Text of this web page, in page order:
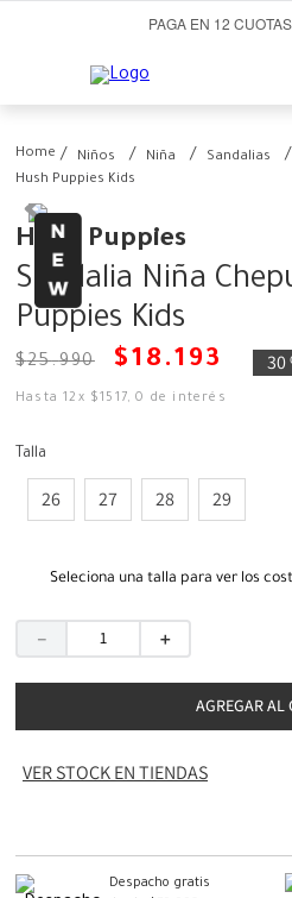
PAGA EN 12
Niños Niña Sandalias
Hush Puppies Kids
Hush Puppies
Sandalia Niña
Puppies Kids
$25.990 $18 .193 30
Hasta12 x $1517,0 de interés
Talla
26 27 28 29
Seleciona una talla para ver los
＋
－
AGREGAR AL
VER STOCK EN TIENDAS
Despacho gratis